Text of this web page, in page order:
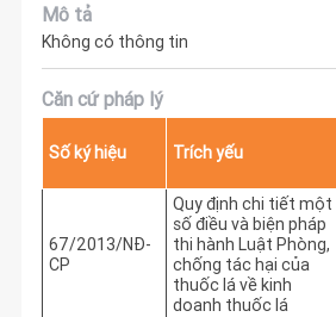
Mô tả
Không có thông tin
Căn cứ pháp lý
Số ký hiệu Trích yếu
67/2013/NĐ-
CP
Quy định chi tiết một
số điều và biện pháp
thi hành Luật Phòng,
chống tác hại của
thuốc lá về kinh
doanh thuốc lá